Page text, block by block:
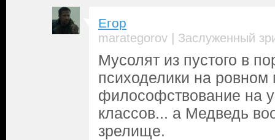
Егор
marategorov | Заслуженный
Мусолят из пустого в
психоделики на
философствование на
классов... а Медведь
зрелище.